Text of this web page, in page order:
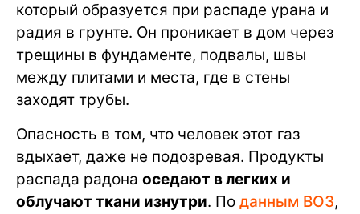
который образуется при распаде урана и
радия в грунте. Он проникает в дом через
трещины в фундаменте, подвалы, швы
между плитами и места, где в стены
заходят трубы.
Опасность в том, что человек этот газ
вдыхает, даже не подозревая. Продукты
распада радона оседают в легких и
облучают ткани изнутри. По данным ВОЗ,